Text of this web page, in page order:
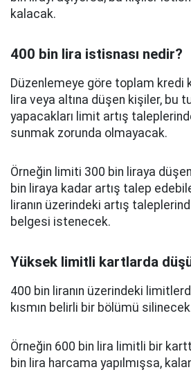
kalacak.
400 bin lira istisnası nedir?
Düzenlemeye göre toplam kredi
lira veya altına düşen kişiler, bu
yapacakları limit artış
sunmak zorunda olmayacak.
Örneğin limiti 300 bin liraya
bin liraya kadar artış talep
liranın üzerindeki artış
belgesi istenecek.
Yüksek limitli kartlarda
400 bin liranın üzerindeki
kısmın belirli bir bölümü
Örneğin 600 bin lira limitli bir
bin lira harcama yapılmışsa,